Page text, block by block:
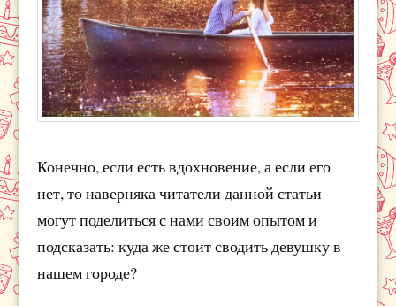
Конечно, если есть вдохновение, а если его
нет, то наверняка читатели данной статьи
могут поделиться с нами своим опытом и
подсказать: куда же стоит сводить девушку в
нашем городе?